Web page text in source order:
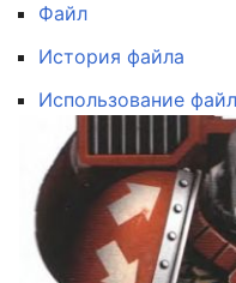
Файл
История файла
Использование